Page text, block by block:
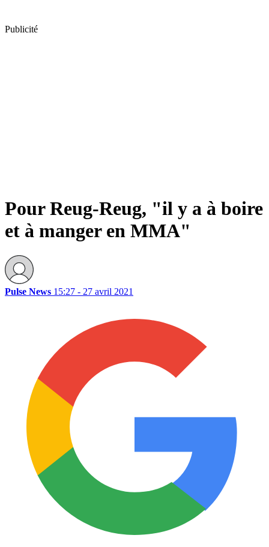
Publicité
Pour Reug-Reug, "il y a à boire
et à manger en MMA"
Pulse News 15:27 - 27 avril 2021